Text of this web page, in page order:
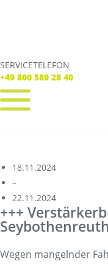
SERVICETELEFON
+49 800 589 28 40
SERVICE TELEFON
+49 800 589 28 40
Verbindungen
Tickets
Freizeit
Service
Unternehmen
18.11.2024
–
22.11.2024
+++
Wegen mangelnder